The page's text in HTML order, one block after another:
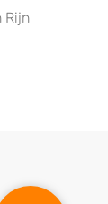
Rijn